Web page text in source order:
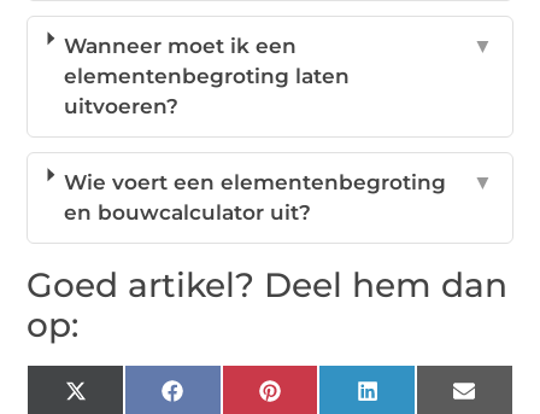
Wanneer moet ik een
elementenbegroting laten
uitvoeren?
▼
Wie voert een elementenbegroting
en bouwcalculator uit?
▼
Goed artikel? Deel hem dan
op:
X
FacebookPinterestLinkedIn Email